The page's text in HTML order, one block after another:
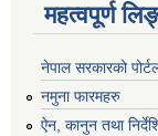
महत्वपूर्ण
नेपाल सरकारको
नमुना फारमहरु
ऐन, कानुन तथा